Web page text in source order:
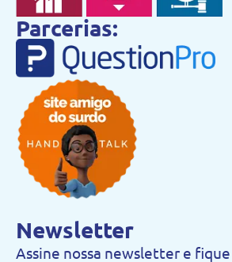
Parcerias:
Newsletter
Assine nossa newsletter e